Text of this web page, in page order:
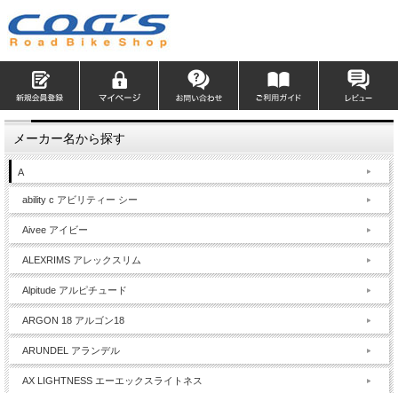
メーカー名から探す
A
ability c アビリティー シー
Aivee アイビー
ALEXRIMS アレックスリム
Alpitude アルピチュード
ARGON 18 アルゴン18
ARUNDEL アランデル
AX LIGHTNESS エーエックスライトネス